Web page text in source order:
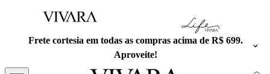
acima de R$ 699.
Exclusivo no APP: 15% Off na